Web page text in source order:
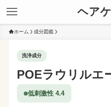
ヘア
ホーム 成分図鑑
洗浄成分
POEラウリルエ
低刺激性 4.4